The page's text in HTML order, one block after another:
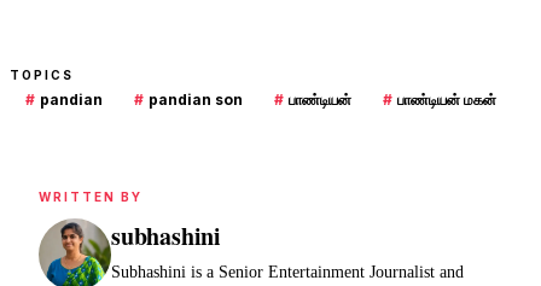
TOPICS
# pandian # pandian son # பாண்டியன் # பாண்டியன் மகன்
WRITTEN BY
subhashini
Subhashini is a Senior Entertainment Journalist and